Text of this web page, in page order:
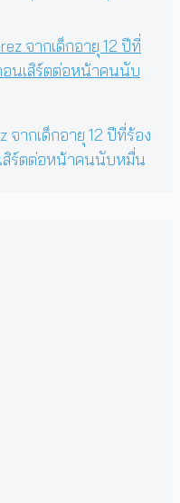
จากเด็กอายุ 12 ปีที่ร้อง
สิร์ตต่อหน้าคนนับหมื่น